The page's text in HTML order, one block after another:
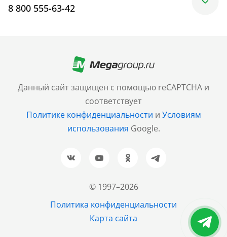
© 1997–2026
Политика конфиденциальности
Карта сайта
Данный сайт защищен с помощью reCAPTCHA и
соответствует
Политике конфиденциальности и Условиям
использования Google.
8 800 555-63-42
+7 (499) 705-30-10
Санкт-Петербург
+7 (812) 600-77-33
Барнаул
+7 (961) 999-93-93
Новосибирск
+7 (843) 202-37-37